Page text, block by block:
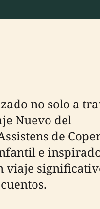
no solo a
Nuevo del
de
e
viaje